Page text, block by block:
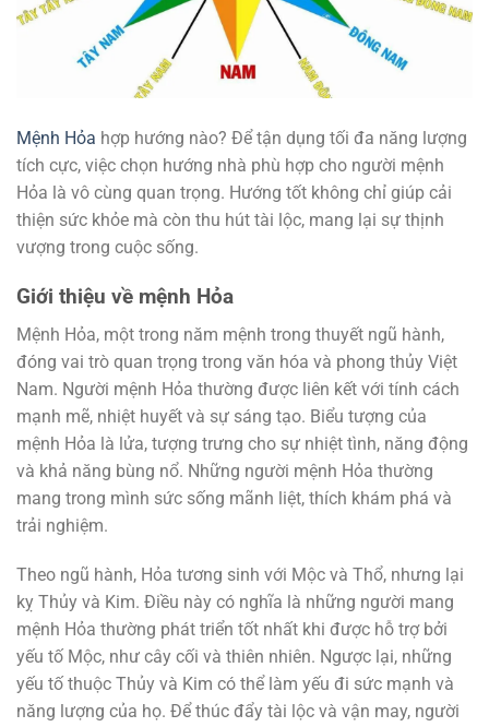
Mệnh Hỏa hợp hướng nào? Để tận dụng tối đa năng lượng
tích cực, việc chọn hướng nhà phù hợp cho người mệnh
Hỏa là vô cùng quan trọng. Hướng tốt không chỉ giúp cải
thiện sức khỏe mà còn thu hút tài lộc, mang lại sự thịnh
vượng trong cuộc sống.
Giới thiệu về mệnh Hỏa
Mệnh Hỏa, một trong năm mệnh trong thuyết ngũ hành,
đóng vai trò quan trọng trong văn hóa và phong thủy Việt
Nam. Người mệnh Hỏa thường được liên kết với tính cách
mạnh mẽ, nhiệt huyết và sự sáng tạo. Biểu tượng của
mệnh Hỏa là lửa, tượng trưng cho sự nhiệt tình, năng động
và khả năng bùng nổ. Những người mệnh Hỏa thường
mang trong mình sức sống mãnh liệt, thích khám phá và
trải nghiệm.
Theo ngũ hành, Hỏa tương sinh với Mộc và Thổ, nhưng lại
kỵ Thủy và Kim. Điều này có nghĩa là những người mang
mệnh Hỏa thường phát triển tốt nhất khi được hỗ trợ bởi
yếu tố Mộc, như cây cối và thiên nhiên. Ngược lại, những
yếu tố thuộc Thủy và Kim có thể làm yếu đi sức mạnh và
năng lượng của họ. Để thúc đẩy tài lộc và vận may, người